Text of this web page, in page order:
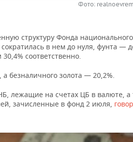
Фото:
структуру Фонда национального
в нем до нуля, фунта —
соответственно.
безналичного золота — 20,2%.
лежащие на счетах ЦБ в валюте, а
зачисленные в фонд 2 июля,